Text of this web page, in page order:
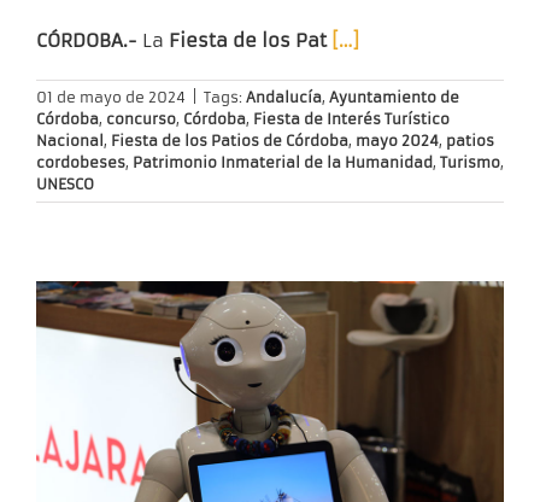
CÓRDOBA.- La Fiesta de los Pat […]
01 de mayo de 2024 Tags: Andalucía, Ayuntamiento de
Córdoba, concurso, Córdoba, Fiesta de Interés Turístico
Nacional , Fiesta de los Patios de Córdoba, mayo 2024, patios
cordobeses, Patrimonio Inmaterial de la Humanidad , Turismo,
UNESCO